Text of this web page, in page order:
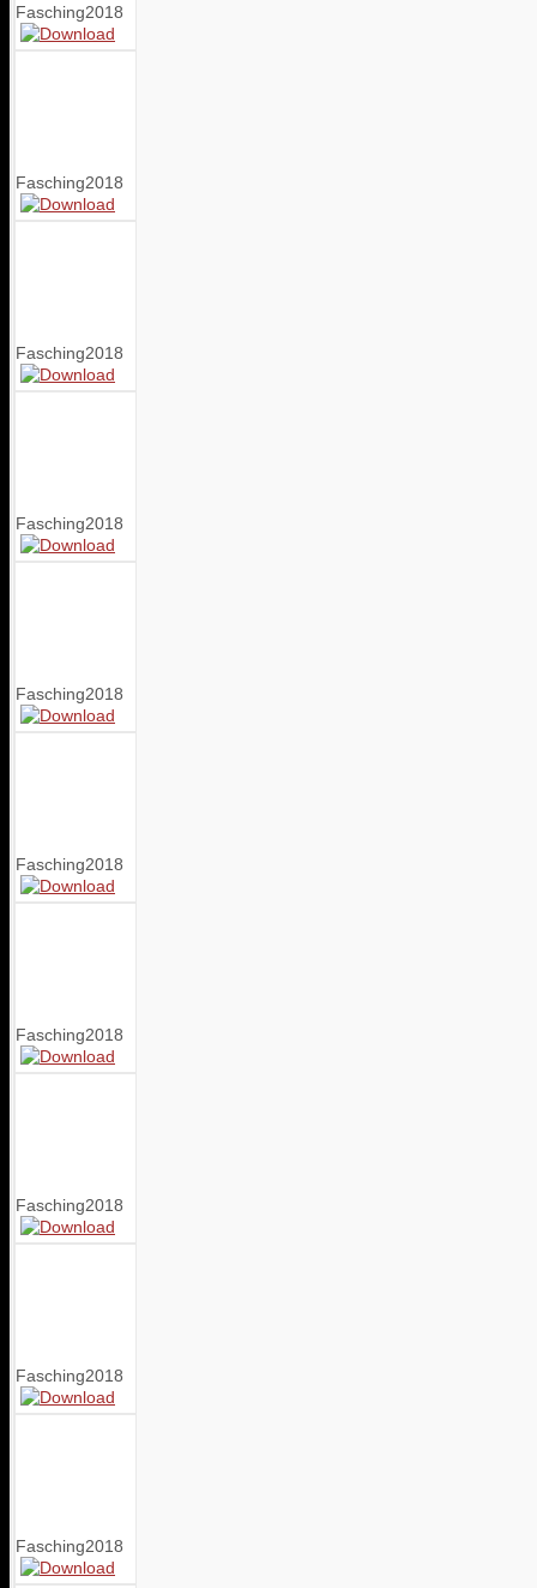
Fasching2018
Fasching2018
Fasching2018
Fasching2018
Fasching2018
Fasching2018
Fasching2018
Fasching2018
Fasching2018
Fasching2018